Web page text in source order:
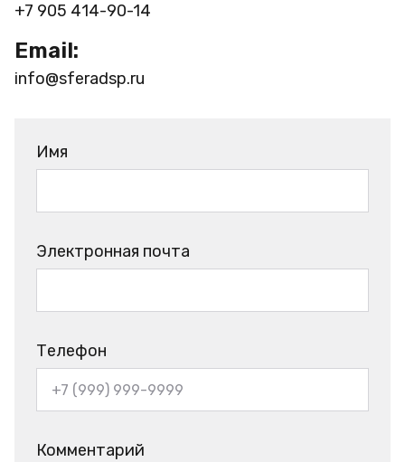
+7 905 414-90-14
Email:
info@sferadsp.ru
Имя
Электронная почта
Телефон
Комментарий